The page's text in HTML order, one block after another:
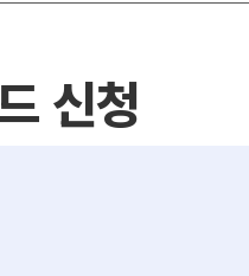
신청